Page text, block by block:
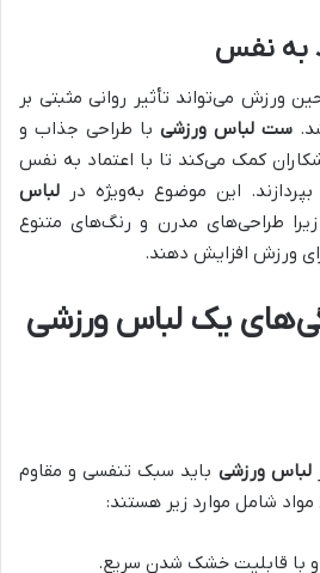
می‌تواند تأثیر روانی مثبتی بر
ست لباس ورزشی با طراحی جذاب و
کمک می‌کند تا با اعتماد به نفس
این موضوع به‌ویژه در لباس
طراحی‌های مدرن و رنگ‌های متنوع
ورزش افزایش دهند.
یک لباس ورزشی
لباس ورزشی باید سبک تنفسی و مقاوم
شامل موارد زیر هستند:
با قابلیت خشک شدن سریع.